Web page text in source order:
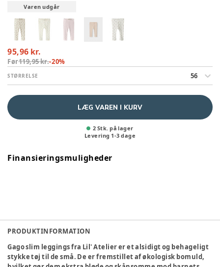
Varen udgår
95,96 kr.
Før119,95 kr.-20%
STØRRELSE 56
LÆG VAREN I KURV
2 Stk. på lager
Levering 1-3 dage
Finansieringsmuligheder
PRODUKTINFORMATION
Gago slim leggings fra Lil' Atelier er et alsidigt og behageligt
stykke tøj til de små. De er fremstillet af økologisk bomuld,